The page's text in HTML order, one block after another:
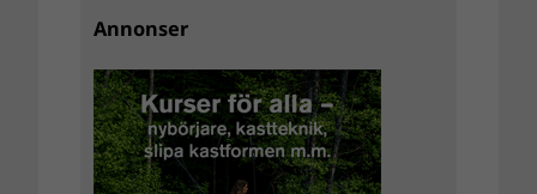
Annonser